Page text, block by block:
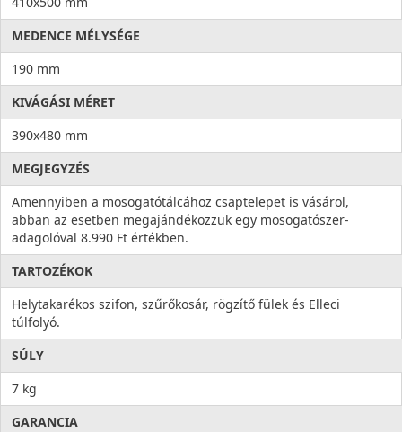
MEDENCE MÉLYSÉGE
190 mm
KIVÁGÁSI MÉRET
390x480 mm
MEGJEGYZÉS
Amennyiben a mosogatótálcához csaptelepet is vásárol,
abban az esetben megajándékozzuk egy mosogatószer-
adagolóval 8.990 Ft értékben.
TARTOZÉKOK
Helytakarékos szifon, szűrőkosár, rögzítő fülek és Elleci
túlfolyó.
SÚLY
7 kg
GARANCIA